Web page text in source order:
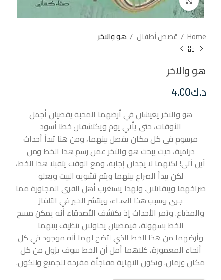
Home قصص أطفال هو والاخر
هو والاخر
د.ك4.00
هو والآخر يعيشان في أرضهما المحبة يقضيان أجمل
الأوقات، حتى يأتي يوم ويكتشفان خطا أسود
مرسوم في كل مكان يفصل بينهما، ومن هنا تبدأ أحداث
درامية، حيث يبحث هو والآخر عمن رسم هذا الخط ومن
أين أتى! لكنهما لا يجدان إجابة، ومع الوقت يتقبلا هذا الخط،
لكن يبدأ الصراع بينهما ويتم تشويه البيت ويعلو
صراخهما ويتقاتلان. ولهذا يستغرب أهل القرى المجاورة مما
جرى وسبب هذا العداء، وينتشر الخبر في التلفاز
والمذياع. وتمر الأحداث إذ يكتشف الأصدقاء أنه يمكن مسح
الخط بسهولة، فيمضيان يحاولان تنظيف بيتهما
وأرضهما من هذا الخط الذي اتضح لهما أنه موجود في كل
أنحاء المعمورة، كلاهما أمل أن الخط سوف يزول من كل
مكان وزمان. وتكون النهاية مفاجأة مفرحة للجميع وللكون.